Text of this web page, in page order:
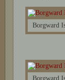
Borgward
Borgward